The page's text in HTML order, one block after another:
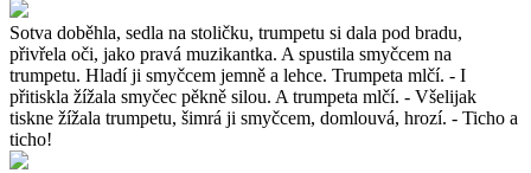
Sotva doběhla, sedla na stoličku, trumpetu si dala pod bradu,
přivřela oči, jako pravá muzikantka. A spustila smyčcem na
trumpetu. Hladí ji smyčcem jemně a lehce. Trumpeta mlčí. - I
přitiskla žížala smyčec pěkně silou. A trumpeta mlčí. - Všelijak
tiskne žížala trumpetu, šimrá ji smyčcem, domlouvá, hrozí. - Ticho a
ticho!